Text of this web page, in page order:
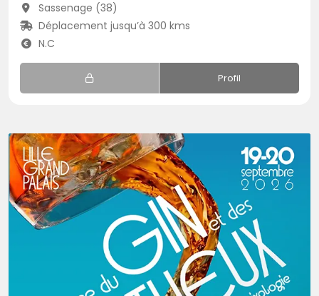
Sassenage (38)
Déplacement jusqu’à 300 kms
N.C
Profil